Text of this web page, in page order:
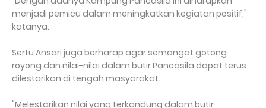
menjadi pemicu dalam meningkatkan kegiatan positif,"
katanya.
Sertu Ansari juga berharap agar semangat gotong
royong dan nilai-nilai dalam butir Pancasila dapat terus
dilestarikan di tengah masyarakat.
"Melestarikan nilai yang terkandung dalam butir